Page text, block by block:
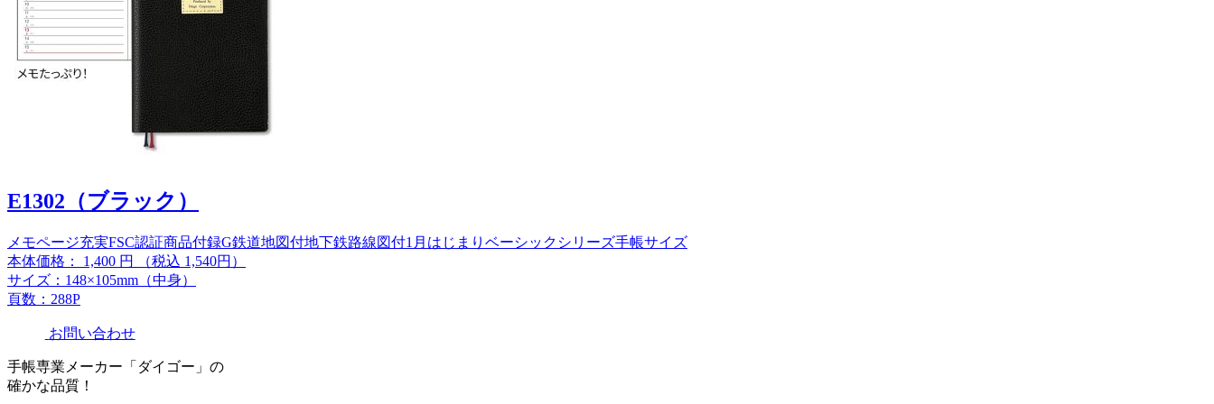
E1302（ブラック）
メモページ充実FSC認証商品付録G鉄道地図付地下鉄路線図付1月はじまり ベーシックシリーズ手帳サイズ
本体価格：
1,400 円
（税込 1,540円）
サイズ：148×105mm（中身）
頁数：288P
お問い合わせ
手帳専業メーカー「ダイゴー」の
確かな品質！